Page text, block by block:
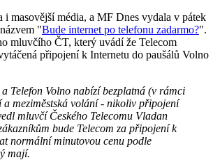
i masovější média, a MF Dnes vydala v pátek
"Bude internet po telefonu zadarmo?".
mluvčího ČT, který uvádí že Telecom
připojení k Internetu do paušálů Volno
Telefon Volno nabízí bezplatná (v rámci
a meziměstská volání - nikoliv připojení
mluvčí Českého Telecomu Vladan
bude Telecom za připojení k
normální minutovou cenu podle
mají.